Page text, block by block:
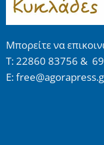
Μπορείτε να
Τ: 22860 83756 &
E: